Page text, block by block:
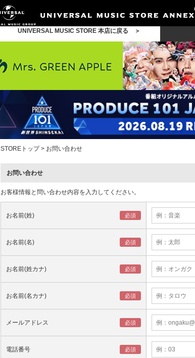
UNIVERSAL MUSIC STORE 本店に戻る ＞
STOREトップ> お問い合わせ
お問い合わせ
お客様情報と問い合わせ内容を入力してください。
お名前(姓)
お名前(名)
お名前(姓カナ)
お名前(名カナ)
メールアドレス
電話番号